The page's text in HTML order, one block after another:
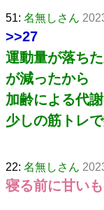
51: 名無しさん
>>27
運動量が落ち
が減ったから
加齢による代
少しの筋トレ
22: 名無しさん
寝る前に甘い